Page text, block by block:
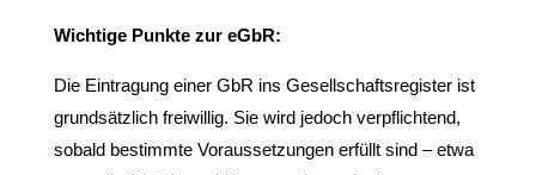
Wichtige Punkte zur eGbR:
Die Eintragung einer GbR ins Gesellschaftsregister ist
grundsätzlich freiwillig. Sie wird jedoch verpflichtend,
sobald bestimmte Voraussetzungen erfüllt sind – etwa